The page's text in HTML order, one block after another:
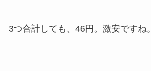
3つ合計しても、46円。激安ですね。